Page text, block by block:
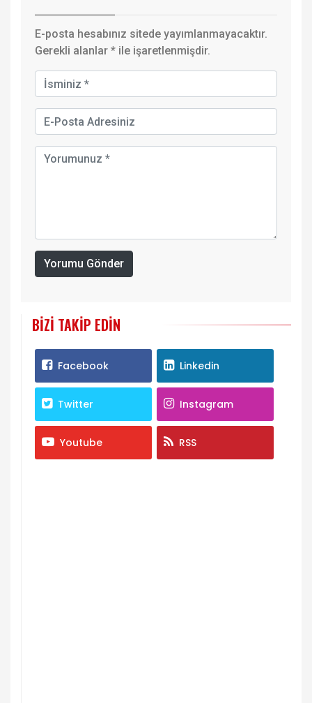
E-posta hesabınız sitede yayımlanmayacaktır.
Gerekli alanlar * ile işaretlenmişdir.
Yorumu Gönder
BIZI TAKIP EDIN
Facebook Linkedin
Twitter Instagram
Youtube RSS